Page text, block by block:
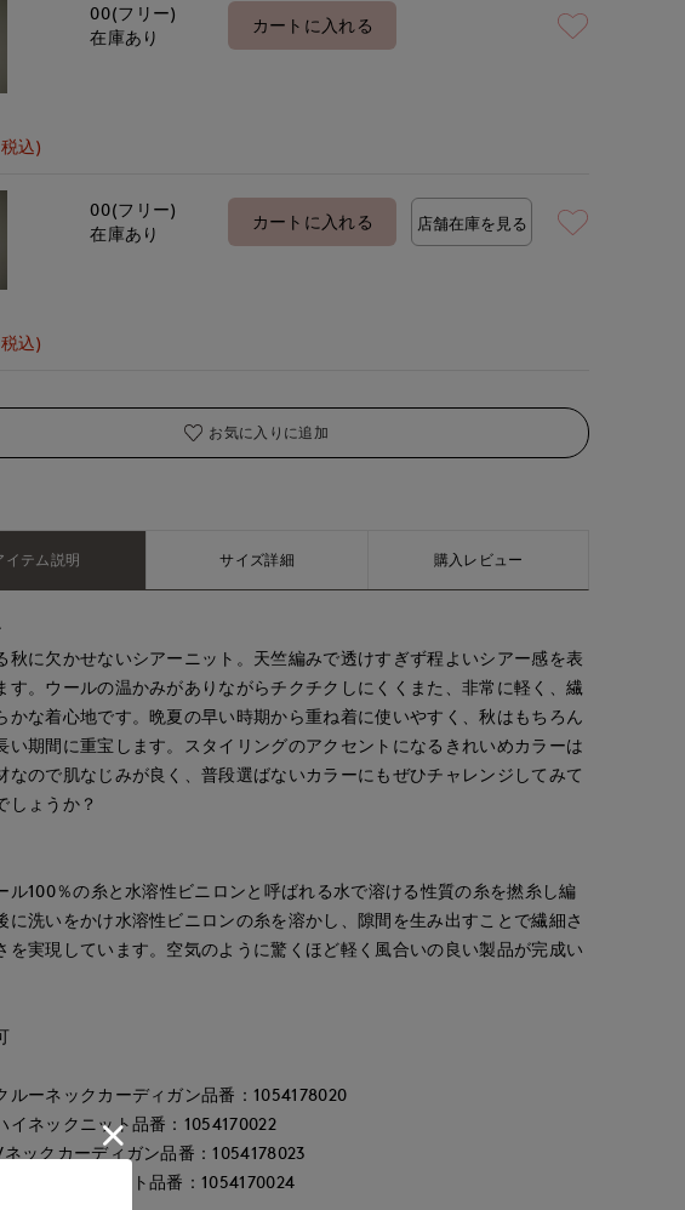
込)
00(フリー)
在庫あり
カートに入れる
込)
00(フリー)
在庫あり
カートに入れる 店舗在庫を見る
お気に入りに追加
イテム説明 サイズ詳細 購入レビュー
秋に欠かせないシアーニット。天竺編みで透けすぎず程よいシアー感を表
す。ウールの温かみがありながらチクチクしにくくまた、非常に軽く、繊
かな着心地です。晩夏の早い時期から重ね着に使いやすく、秋はもちろん
い期間に重宝します。スタイリングのアクセントになるきれいめカラーは
なので肌なじみが良く、普段選ばないカラーにもぜひチャレンジしてみて
しょうか？
ル100％の糸と水溶性ビニロンと呼ばれる水で溶ける性質の糸を撚糸し編
に洗いをかけ水溶性ビニロンの糸を溶かし、隙間を生み出すことで繊細さ
を実現しています。空気のように驚くほど軽く風合いの良い製品が完成い
ルーネックカーディガン品番：1054178020
イネックニット品番：1054170022
ックカーディガン品番：1054178023
ックネックニット品番：1054170024